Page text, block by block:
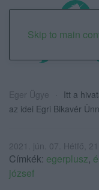
Skip to main
Eger Ügye
Itt a
az idei Egri Bikavér
2021. jún. 07. Hétfő,
Címkék: egerplusz,
józsef